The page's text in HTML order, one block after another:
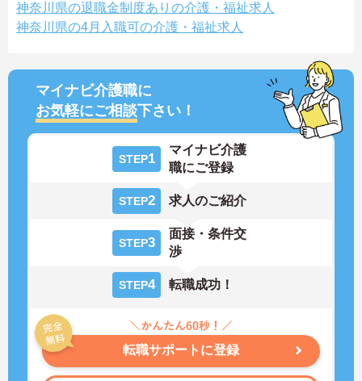
神奈川県の退職金制度ありの介護・福祉求人
神奈川県の4月入職可の介護・福祉求人
マイナビ介護職に
お気軽にご相談下さい！
STEP1
マイナビ介護
職にご登録
STEP2 求人のご紹介
STEP3
面接・条件交
渉
STEP4 転職成功！
転職サポートに登録